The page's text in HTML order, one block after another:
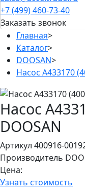
+7 (499) 460-73-40
Заказать звонок
Главная>
Каталог>
DOOSAN>
Насос A433170
Насос
DOOSAN
Артикул 400916-
Производитель
Цена:
Узнать стоимость